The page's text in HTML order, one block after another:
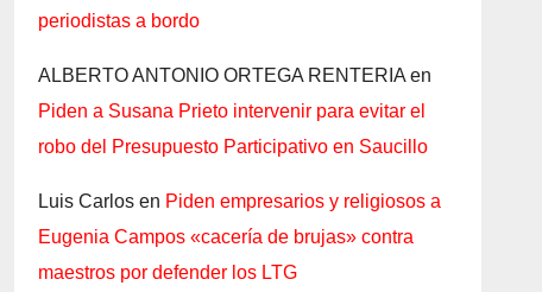
periodistas a bordo
ALBERTO ANTONIO ORTEGA RENTERIA en
Piden a Susana Prieto intervenir para evitar el
robo del Presupuesto Participativo en Saucillo
Luis Carlos en Piden empresarios y religiosos a
Eugenia Campos «cacería de brujas» contra
maestros por defender los LTG